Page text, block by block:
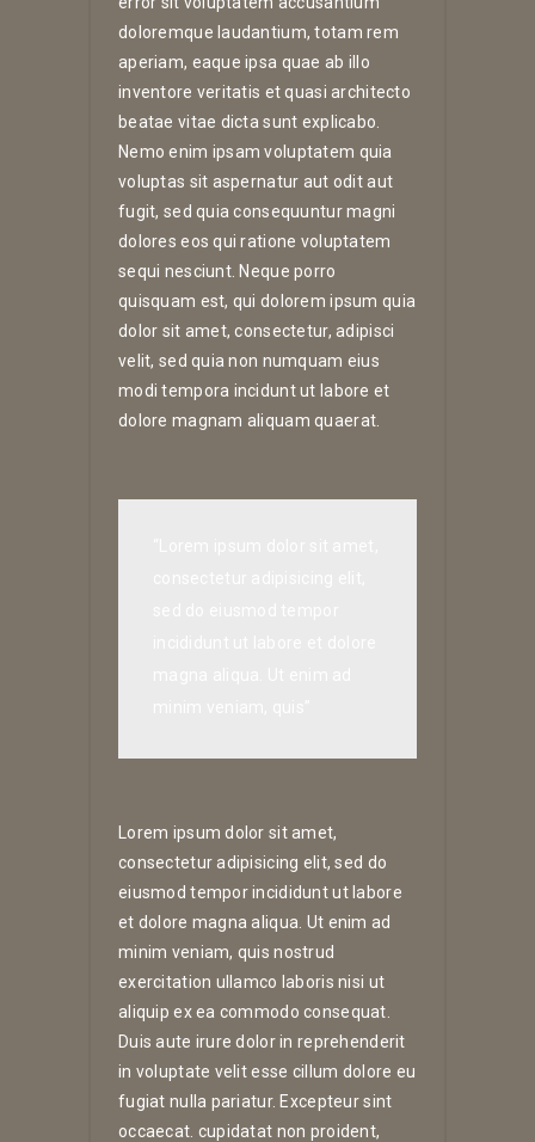
doloremque laudantium, totam rem
aperiam, eaque ipsa quae ab illo
inventore veritatis et quasi architecto
beatae vitae dicta sunt explicabo.
Nemo enim ipsam voluptatem quia
voluptas sit aspernatur aut odit aut
fugit, sed quia consequuntur magni
dolores eos qui ratione voluptatem
sequi nesciunt. Neque porro
quisquam est, qui dolorem ipsum quia
dolor sit amet, consectetur, adipisci
velit, sed quia non numquam eius
modi tempora incidunt ut labore et
dolore magnam aliquam quaerat.
Lorem ipsum dolor sit amet,
consectetur adipisicing elit, sed do
eiusmod tempor incididunt ut labore
et dolore magna aliqua. Ut enim ad
minim veniam, quis nostrud
exercitation ullamco laboris nisi ut
aliquip ex ea commodo consequat.
Duis aute irure dolor in reprehenderit
in voluptate velit esse cillum dolore eu
fugiat nulla pariatur. Excepteur sint
occaecat. cupidatat non proident,